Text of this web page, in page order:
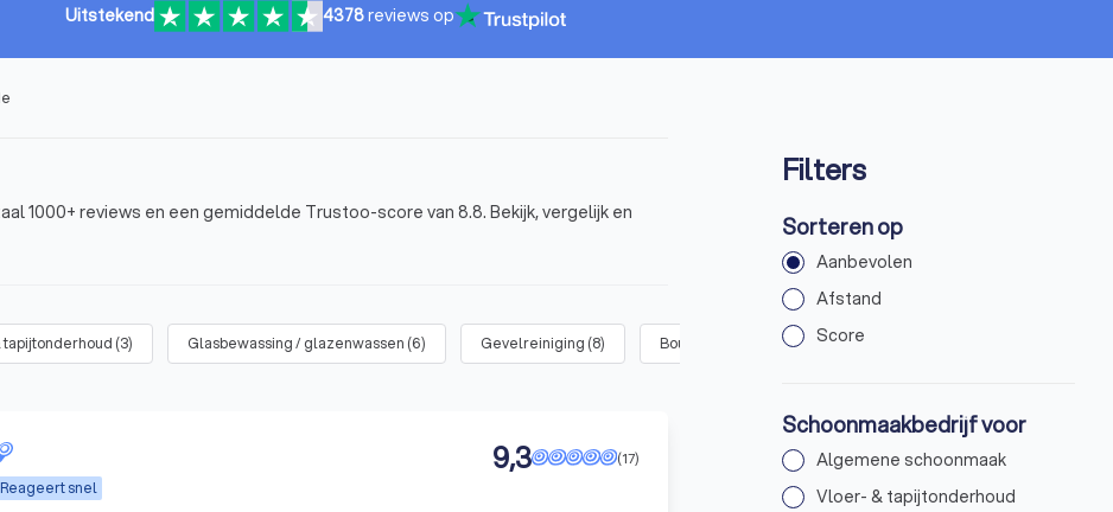
Uitstekend 4378reviews op
1000+ reviews en een gemiddelde Trustoo-score van 8.8. Bekijk, vergelijk en
(3) Glasbewassing / glazenwassen (6) Gevelreiniging (8) Bouw- & opleveringsschoonmaak
Reageert snel
(17)
9,3
Filters
Sorteren op
Aanbevolen
Afstand
Score
Schoonmaakbedrijf voor
Algemene schoonmaak
Vloer- & tapijtonderhoud